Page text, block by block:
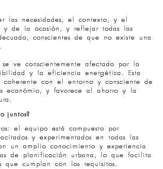
las necesidades, el contexto, y el
y de la ocasión, y reflejar todas las
conscientes de que no existe una
ve conscientemente afectado por la
y la eficiencia energética. Esta
con el entorno y consciente de
económio, y favorece al ahorro y la
juntos?
el equipo está compuesto por
y experimentados en todas las
un amplio conocimiento y experiencia
de planificación urbana, lo que facilita
que cumplan con los requisitos.